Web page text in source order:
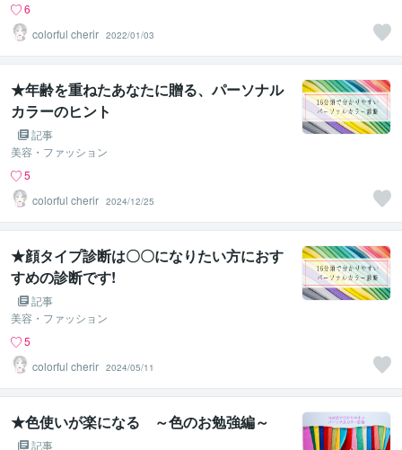
6
colorful cherir 2022/01/03
★年齢を重ねたあなたに贈る、パーソナル
カラーのヒント
記事
美容・ファッション
5
colorful cherir 2024/12/25
★顔タイプ診断は〇〇になりたい方におす
すめの診断です!
記事
美容・ファッション
5
colorful cherir 2024/05/11
★色使いが楽になる ～色のお勉強編～
記事